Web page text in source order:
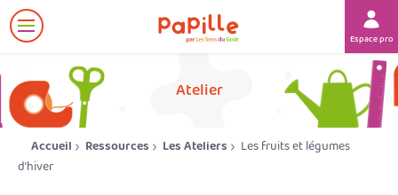
Afficher
le
Espace
Atelier
Accueil Ressources Les Ateliers
Les fruits et légumes
d’hiver